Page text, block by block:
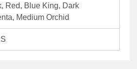
Red, Blue King, Dark
Medium Orchid